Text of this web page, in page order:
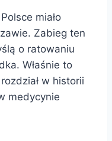
miało
Zabieg ten
o ratowaniu
Właśnie to
w historii
medycynie